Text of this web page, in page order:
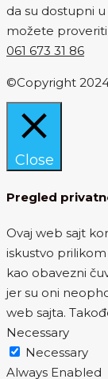
da su dostupni
možete proveriti
061 673 31 86
©Copyright
Close
Pregled
Ovaj web sajt
iskustvo prilikom
kao obavezni
jer su oni
web sajta.
Necessary
Necessary
Always Enabled